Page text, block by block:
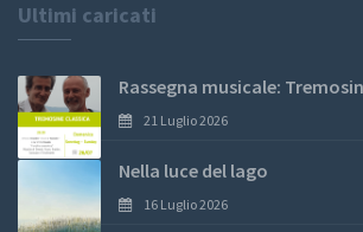
Ultimi caricati
Rassegna musicale:
21 Luglio 2026
Nella luce del lago
16 Luglio 2026